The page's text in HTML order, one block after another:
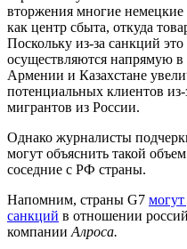
вторжения многие
как центр сбыта, откуда
Поскольку из-за санкций
осуществляются напрямую
Армении и Казахстане
потенциальных клиентов из-
мигрантов из России.
Однако журналисты
могут объяснить такой
соседние с РФ страны.
Напомним, страны G7 могут
санкций в отношении
компании Алроса.